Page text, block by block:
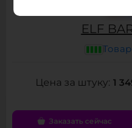
ELF
1
Заказать сейчас